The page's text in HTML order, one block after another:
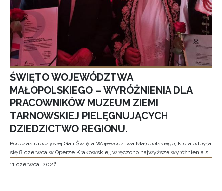
ŚWIĘTO WOJEWÓDZTWA
MAŁOPOLSKIEGO – WYRÓŻNIENIA DLA
PRACOWNIKÓW MUZEUM ZIEMI
TARNOWSKIEJ PIELĘGNUJĄCYCH
DZIEDZICTWO REGIONU.
Podczas uroczystej Gali Święta Województwa Małopolskiego, która odbyła
się 8 czerwca w Operze Krakowskiej, wręczono najwyższe wyróżnienia s
11 czerwca, 2026